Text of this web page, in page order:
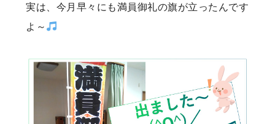
実は、今月早々にも満員御礼の旗が立ったんです
よ～